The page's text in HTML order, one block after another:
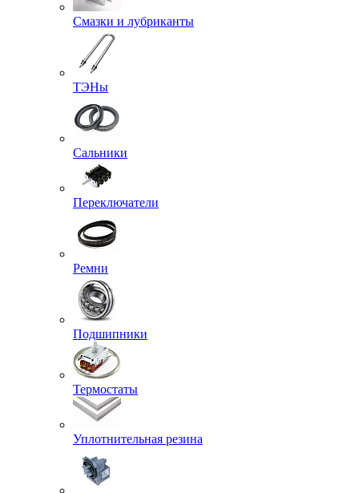
Смазки и лубриканты
ТЭНы
Сальники
Переключатели
Ремни
Подшипники
Термостаты
Уплотнительная резина